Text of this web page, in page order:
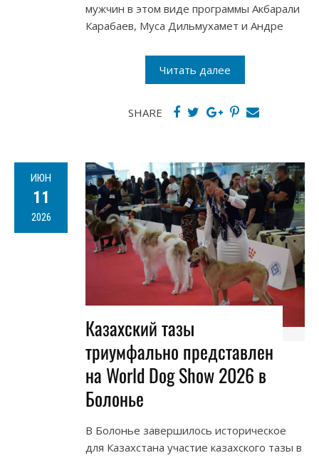
мужчин в этом виде программы Акбарали
Карабаев, Муса Дильмухамет и Андре
Читать далее
SHARE
ИЮН
11
2026
Казахский тазы
триумфально представлен
на World Dog Show 2026 в
Болонье
В Болонье завершилось историческое
для Казахстана участие казахского тазы в